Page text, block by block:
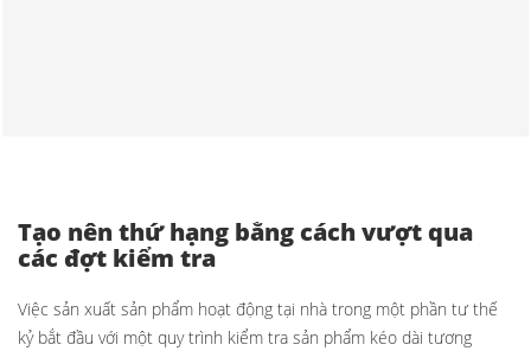
Tạo nên thứ hạng bằng cách vượt qua
các đợt kiểm tra
Việc sản xuất sản phẩm hoạt động tại nhà trong một phần tư thế
kỷ bắt đầu với một quy trình kiểm tra sản phẩm kéo dài tương